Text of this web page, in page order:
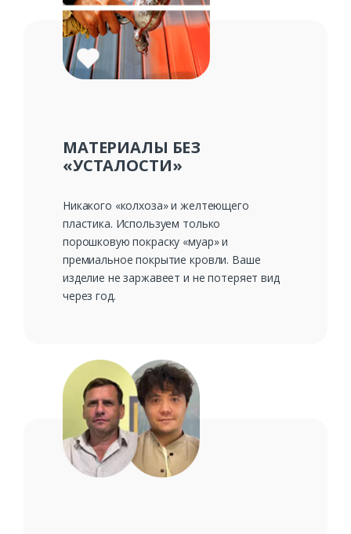
МАТЕРИАЛЫ БЕЗ
«УСТАЛОСТИ»
Никакого «колхоза» и желтеющего
пластика. Используем только
порошковую покраску «муар» и
премиальное покрытие кровли. Ваше
изделие не заржавеет и не потеряет вид
через год.